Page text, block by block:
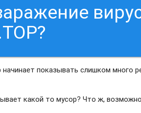
показывать слишком много
какой то мусор? Что ж,